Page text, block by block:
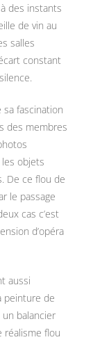
des instants
de vin au
salles
constant
fascination
des membres
les objets
De ce flou de
le passage
cas c’est
d’opéra
aussi
peinture de
balancier
réalisme flou